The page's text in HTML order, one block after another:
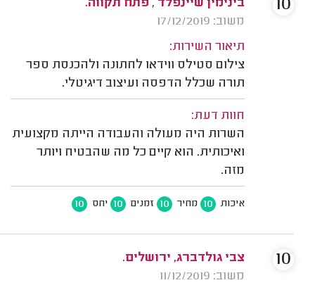
בינימין שיינפלד , פתח תקווה.
משוב: 17/12/2019
תיאור השירות:
צילום סטילס ווידאו לחתונה ולהכנסת ספר
תורה שכלל הדפסה ועיצוב דיגיטלי.
חוות דעת:
השרות היה מעולה והעבודה הייתה מקצועית
ואיכותית. הוא קיים כל מה שהבטיח ויותר
מזה.
איכות 10 מחיר 10 זמנים 10 יחס 10
10
צבי גולדברג, ירושלים.
משוב: 11/12/2019
10